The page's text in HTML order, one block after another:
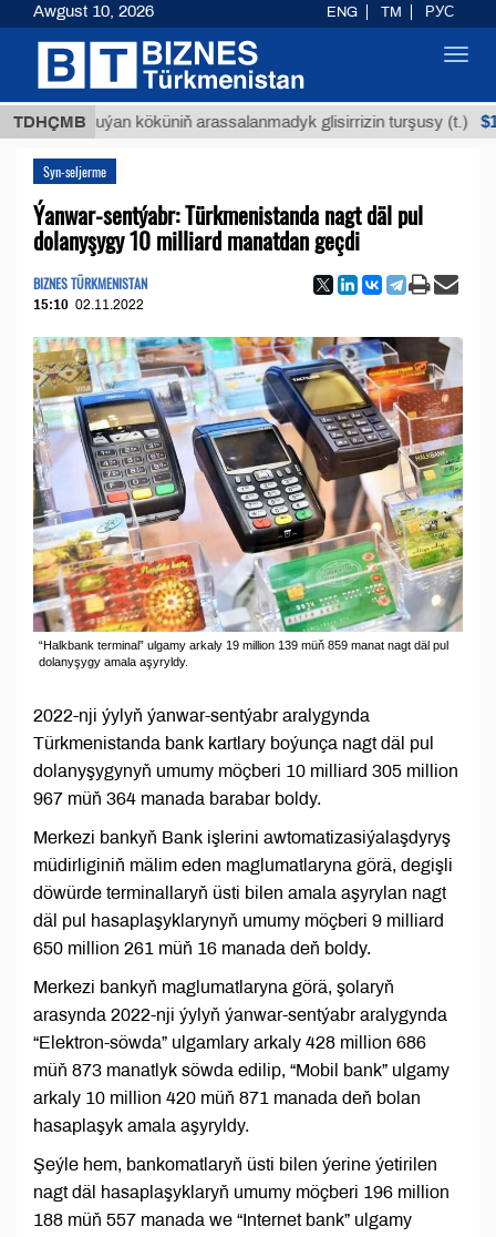
TDHÇMB
Buýan köküniň arassalanmadyk glisirrizin turşusy (t.)
Syn-seljerme
Ýanwar-sentýabr: Türkmenistanda nagt däl pul
dolanyşygy 10 milliard manatdan geçdi
BIZNES TÜRKMENISTAN
15:10 02.11.2022
“Halkbank terminal” ulgamy arkaly 19 million 139 müň 859 manat nagt däl pul
dolanyşygy amala aşyryldy.
2022-nji ýylyň ýanwar-sentýabr aralygynda
Türkmenistanda bank kartlary boýunça nagt däl pul
dolanyşygynyň umumy möçberi 10 milliard 305 million
967 müň 364 manada barabar boldy.
Merkezi bankyň Bank işlerini awtomatizasiýalaşdyryş
müdirliginiň mälim eden maglumatlaryna görä, degişli
döwürde terminallaryň üsti bilen amala aşyrylan nagt
däl pul hasaplaşyklarynyň umumy möçberi 9 milliard
650 million 261 müň 16 manada deň boldy.
Merkezi bankyň maglumatlaryna görä, şolaryň
arasynda 2022-nji ýylyň ýanwar-sentýabr aralygynda
“Elektron-söwda” ulgamlary arkaly 428 million 686
müň 873 manatlyk söwda edilip, “Mobil bank” ulgamy
arkaly 10 million 420 müň 871 manada deň bolan
hasaplaşyk amala aşyryldy.
Şeýle hem, bankomatlaryň üsti bilen ýerine ýetirilen
nagt däl hasaplaşyklaryň umumy möçberi 196 million
188 müň 557 manada we “Internet bank” ulgamy
Awgust 10, 2026 ENG TM РУС